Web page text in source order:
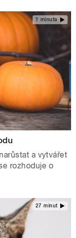
1 minuta
a vytvářet
rozhoduje o
27 minut